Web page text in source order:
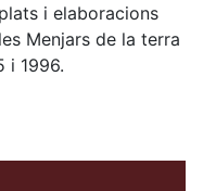
i elaboracions
Menjars de la terra
i 1996.